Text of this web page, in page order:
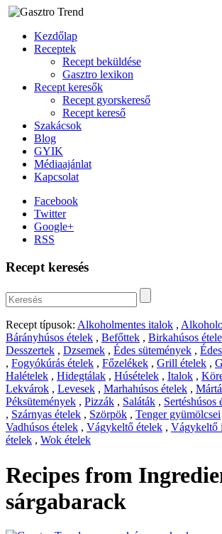
Kezdőlap
Receptek
Recept beküldése
Gasztro lexikon
Recept keresők
Recept gyorskereső
Recept kereső
Szakácsok
Blog
GYIK
Médiaajánlat
Kapcsolat
Facebook
Twitter
Google+
RSS
Recept keresés
Recept típusok: Alkoholmentes italok ,
Bárányhúsos ételek , Befőttek , Birkahúsos
Desszertek , Dzsemek , Édes sütemények ,
, Fogyókúrás ételek , Főzelékek , Grill ételek ,
Halételek , Hidegtálak , Húsételek , Italok ,
Lekvárok , Levesek , Marhahúsos ételek ,
Péksütemények , Pizzák , Saláták , Sertéshúsos
, Szárnyas ételek , Szörpök , Tenger gyümölcsei
Vadhúsos ételek , Vágykeltő ételek , Vágykeltő
ételek , Wok ételek
Recipes from
sárgabarack